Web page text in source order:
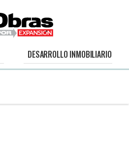
DESARROLLO INMOBILIARIO